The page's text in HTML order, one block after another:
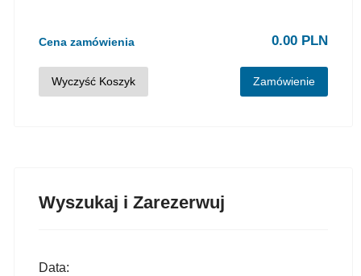
Cena zamówienia 0.00 PLN
Wyczyść Koszyk Zamówienie
Wyszukaj i Zarezerwuj
Data: